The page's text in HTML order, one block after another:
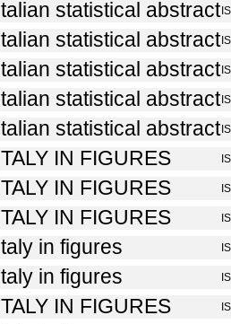
statistical abstract
statistical abstract
statistical abstract
statistical abstract
statistical abstract
IN FIGURES
IN FIGURES
IN FIGURES
in figures
in figures
IN FIGURES